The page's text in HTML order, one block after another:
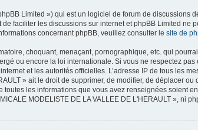
Limited ») qui est un logiciel de forum de discussions
faciliter les discussions sur internet et phpBB Limited ne
concernant phpBB, veuillez consulter le site de
choquant, menaçant, pornographique, etc. qui
ou encore la loi internationale. Si vous ne respectez
et les autorités officielles. L’adresse IP de tous les
» ait le droit de supprimer, de modifier, de déplacer
les informations que vous avez renseignées soient
MODELISTE DE LA VALLEE DE L'HERAULT », ni